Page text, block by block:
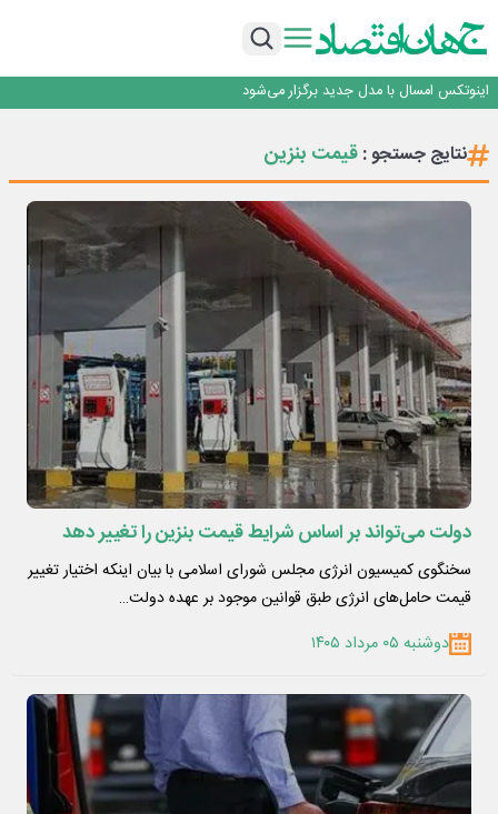
با تقاضای برق ناپایدار هوش مصنوعی خودزنی می‌کند
اینوتکس امسال با مدل جدید برگزار می‌شود
راه‌آهن موظف به ارائه برنامه برای ارتقای امنیت سایبری شد
با تقاضای برق ناپایدار هوش مصنوعی خودزنی می‌کند
اینوتکس امسال با مدل جدید برگزار می‌شود
نتایج جستجو :قیمت بنزین
دولت می‌تواند بر اساس شرایط قیمت بنزین را تغییر دهد
سخنگوی کمیسیون انرژی مجلس شورای اسلامی با بیان اینکه اختیار تغییر
قیمت حامل‌های انرژی طبق قوانین موجود بر عهده دولت…
دوشنبه ۰۵ مرداد ۱۴۰۵